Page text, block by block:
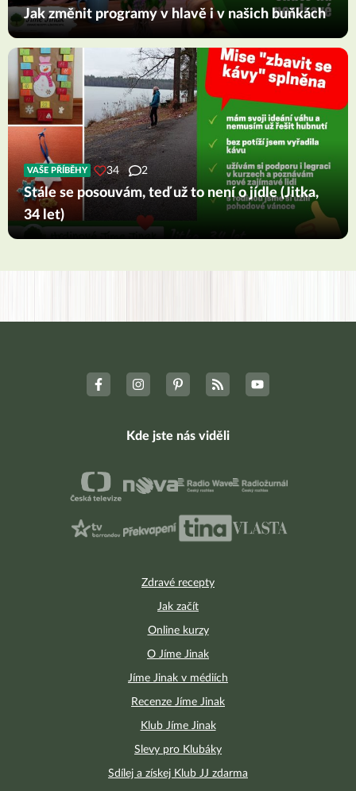
Jak změnit programy v hlavě i v našich buňkách
VAŠE PŘÍBĚHY 34 2
Stále se posouvám, teď už to není o jídle (Jitka,
34 let)
Zdravé recepty
Jak začít
Online kurzy
O Jíme Jinak
Jíme Jinak v médiích
Recenze Jíme Jinak
Klub Jíme Jinak
Slevy pro Klubáky
Sdílej a získej Klub JJ zdarma
Kde jste nás viděli